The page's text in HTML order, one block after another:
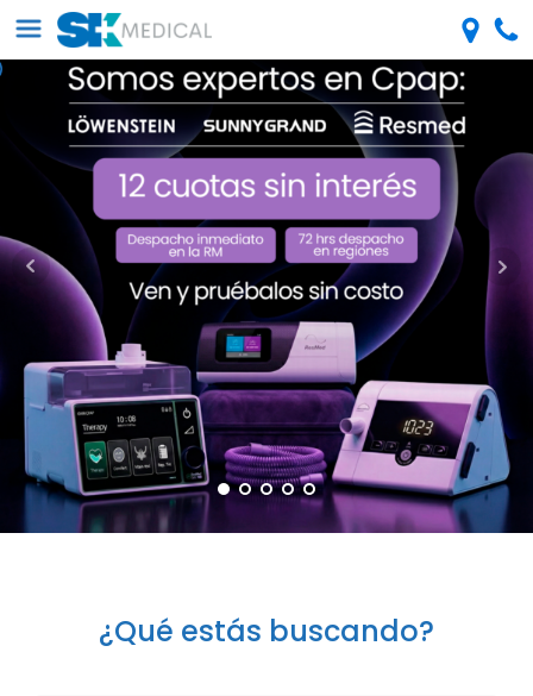
¿Qué estás buscando?